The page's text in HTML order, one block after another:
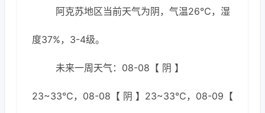
阿克苏地区当前天气为阴，气温26℃，湿
度37%，3-4级。
未来一周天气：08-08【 阴 】
23~33℃，08-08【 阴 】23~33℃，08-09【